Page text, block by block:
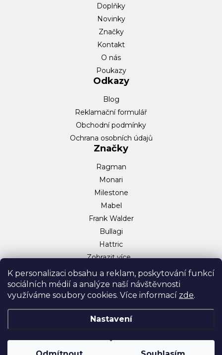
K personalizaci obsahu a reklam, poskytování funkcí
sociálních médií a analýze naší návštěvnosti
využíváme soubory cookies. Více informací zde.
Nastavení
Doplňky
Novinky
Značky
Kontakt
O nás
Poukazy
Odkazy
Blog
Reklamační formulář
Obchodní podmínky
Ochrana osobních údajů
Značky
Ragman
Monari
Milestone
Mabel
Frank Walder
Bullagi
Hattric
Zobrazit více…
Sociální sítě
Facebook
Instagram
TikTok